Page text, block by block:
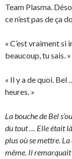
Team Plasma.
ce n’est pas de ça
« C’est vraiment si
beaucoup, tu sais. »
« Il y a de quoi. Bel
heures. »
La bouche de Bel
du tout … Elle était
plus où se mettre.
même. Il remarquait